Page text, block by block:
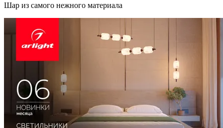
Шар из самого нежного материала